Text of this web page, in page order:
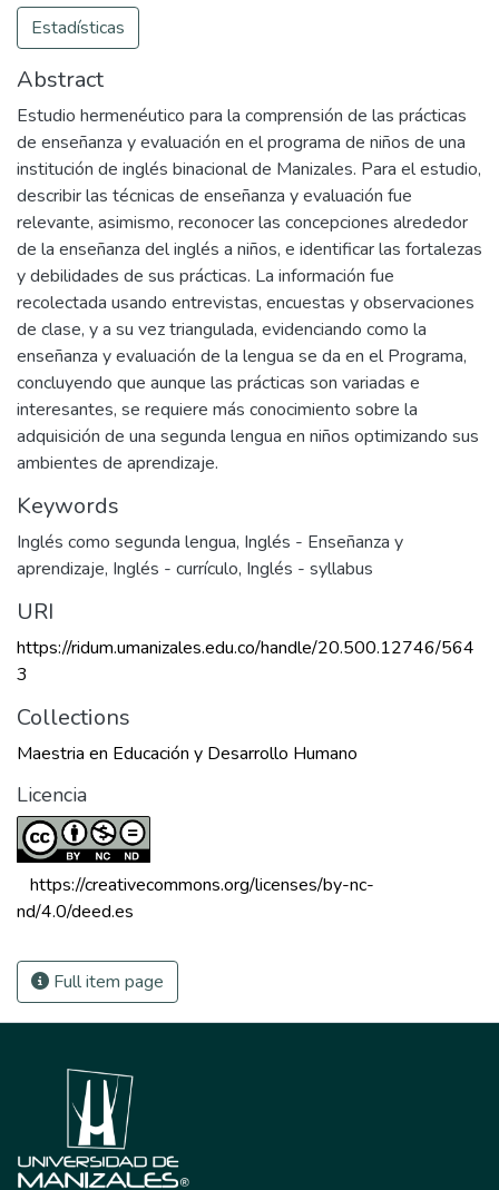
Estadísticas
Abstract
Estudio hermenéutico para la comprensión de las prácticas
de enseñanza y evaluación en el programa de niños de una
institución de inglés binacional de Manizales. Para el estudio,
describir las técnicas de enseñanza y evaluación fue
relevante, asimismo, reconocer las concepciones alrededor
de la enseñanza del inglés a niños, e identificar las fortalezas
y debilidades de sus prácticas. La información fue
recolectada usando entrevistas, encuestas y observaciones
de clase, y a su vez triangulada, evidenciando como la
enseñanza y evaluación de la lengua se da en el Programa,
concluyendo que aunque las prácticas son variadas e
interesantes, se requiere más conocimiento sobre la
adquisición de una segunda lengua en niños optimizando sus
ambientes de aprendizaje.
Keywords
Inglés como segunda lengua, Inglés - Enseñanza y
aprendizaje, Inglés - currículo, Inglés - syllabus
URI
https://ridum.umanizales.edu.co/handle/20.500.12746/564
3
Collections
Maestria en Educación y Desarrollo Humano
Licencia
https://creativecommons.org/licenses/by-nc-
nd/4.0/deed.es
Full item page